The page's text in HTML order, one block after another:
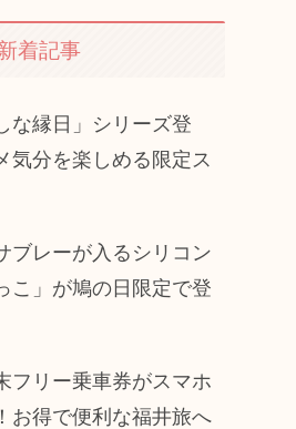
着記事
な縁日」シリーズ登
気分を楽しめる限定ス
ブレーが入るシリコン
こ」が鳩の日限定で登
フリー乗車券がスマホ
お得で便利な福井旅へ